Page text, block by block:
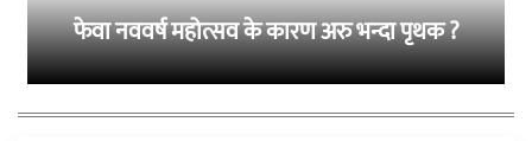
फेवा नववर्ष महोत्सव के कारण अरु भन्दा पृथक ?